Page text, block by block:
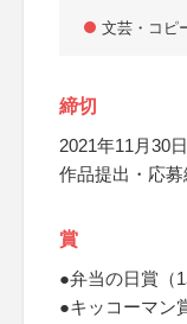
文芸・コピ
締切
2021年11月30
作品提出・応
賞
●弁当の日賞（
●キッコーマン